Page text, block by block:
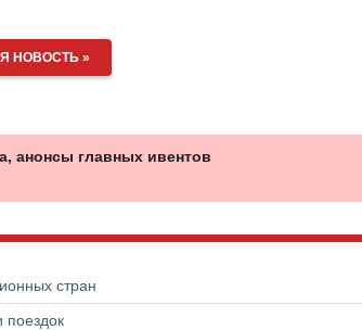
НОВОСТЬ »
анонсы главных ивентов
стран
поездок